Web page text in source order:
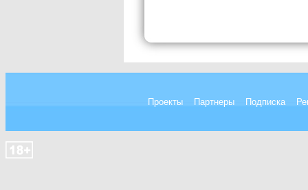
Проекты Партнеры Подписка